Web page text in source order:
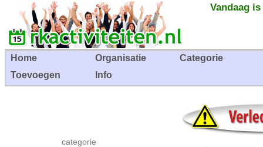
Vandaag
Home Organisatie
Categorie
Toevoegen
Info
categorie